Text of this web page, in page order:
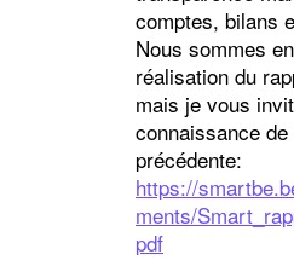
comptes, bilans
Nous sommes
réalisation du
mais je vous
connaissance de
précédente:
https://
ments/
pdf